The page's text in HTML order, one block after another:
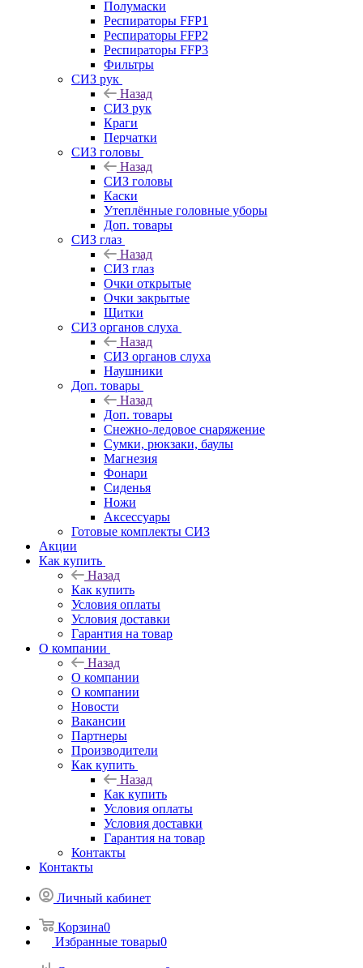
Полумаски
Респираторы FFP1
Респираторы FFP2
Респираторы FFP3
Фильтры
СИЗ рук
Назад
СИЗ рук
Краги
Перчатки
СИЗ головы
Назад
СИЗ головы
Каски
Утеплённые головные уборы
Доп. товары
СИЗ глаз
Назад
СИЗ глаз
Очки открытые
Очки закрытые
Щитки
СИЗ органов слуха
Назад
СИЗ органов слуха
Наушники
Доп. товары
Назад
Доп. товары
Снежно-ледовое снаряжение
Сумки, рюкзаки, баулы
Магнезия
Фонари
Сиденья
Ножи
Аксессуары
Готовые комплекты СИЗ
Акции
Как купить
Назад
Как купить
Условия оплаты
Условия доставки
Гарантия на товар
О компании
Назад
О компании
О компании
Новости
Вакансии
Партнеры
Производители
Как купить
Назад
Как купить
Условия оплаты
Условия доставки
Гарантия на товар
Контакты
Контакты
Личный кабинет
Корзина0
Избранные товары0